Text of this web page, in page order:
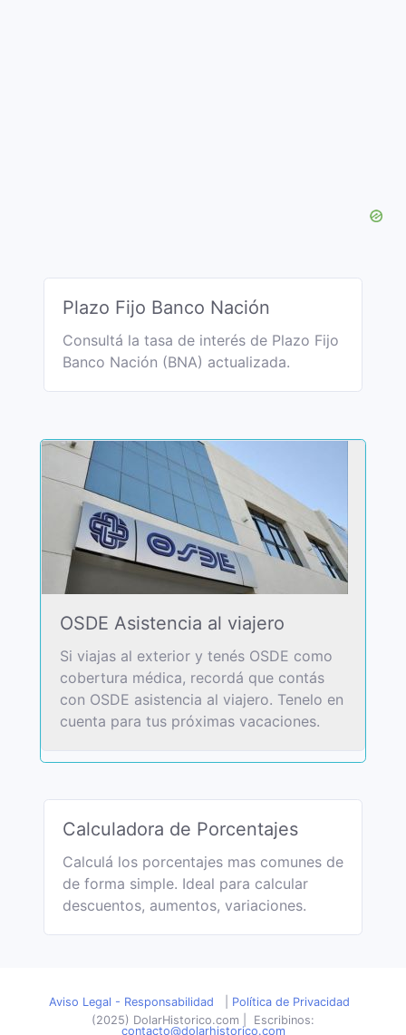
Plazo Fijo Banco Nación
Consultá la tasa de interés de Plazo Fijo
Banco Nación (BNA) actualizada.
OSDE Asistencia al viajero
Si viajas al exterior y tenés OSDE como
cobertura médica, recordá que contás
con OSDE asistencia al viajero. Tenelo en
cuenta para tus próximas vacaciones.
Calculadora de Porcentajes
Calculá los porcentajes mas comunes de
de forma simple. Ideal para calcular
descuentos, aumentos, variaciones.
Aviso Legal - Responsabilidad
Política de Privacidad
(2025) DolarHistorico.com
Escribinos:
contacto@dolarhistorico.com